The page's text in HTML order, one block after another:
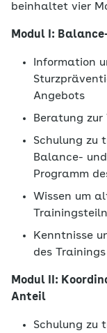
beinhaltet vier
Modul I:
Information
Angebots
Beratung zur
Schulung zu
Balance-
Programm
Wissen um
Kenntnisse
des Trainings
Modul II:
Anteil
Schulung zu